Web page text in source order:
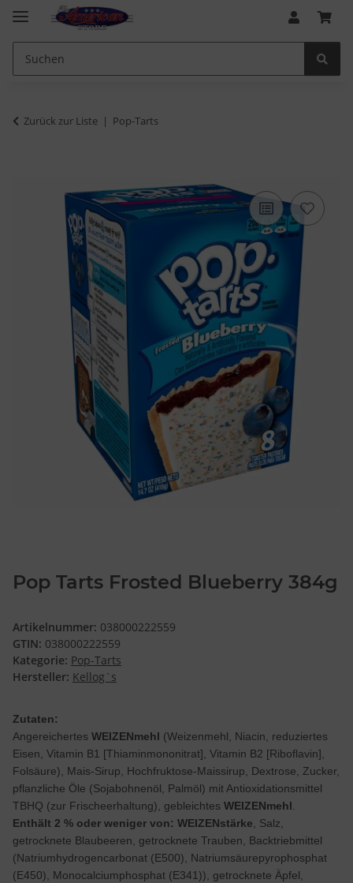
Zurück zur Liste Pop-Tarts
Pop Tarts Frosted Blueberry 384g
Artikelnummer: 038000222559
GTIN: 038000222559
Kategorie: Pop-Tarts
Hersteller: Kellog`s
Zutaten:
Angereichertes WEIZENmehl (Weizenmehl, Niacin, reduziertes
Eisen, Vitamin B1 [Thiaminmononitrat], Vitamin B2 [Riboflavin],
Folsäure), Mais-Sirup, Hochfruktose-Maissirup, Dextrose, Zucker,
pflanzliche Öle (Sojabohnenöl, Palmöl) mit Antioxidationsmittel
TBHQ (zur Frischeerhaltung), gebleichtes WEIZENmehl
Enthält 2 % oder weniger von: WEIZENstärke , Salz,
getrocknete Blaubeeren, getrocknete Trauben, Backtriebmittel
(Natriumhydrogencarbonat (E500), Natriumsäurepyrophosphat
(E450), Monocalciumphosphat (E341)), getrocknete Äpfel,